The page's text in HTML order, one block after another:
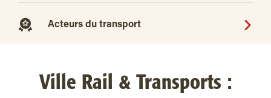
Acteurs du transport
Ville Rail & Transports :